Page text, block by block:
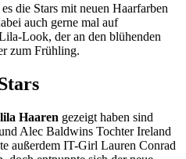
die Stars mit neuen Haarfarben
auch gerne mal auf
Look, der an den blühenden
zum Frühling.
lila Haaren gezeigt haben sind
Alec Baldwins Tochter Ireland
außerdem IT-Girl Lauren Conrad